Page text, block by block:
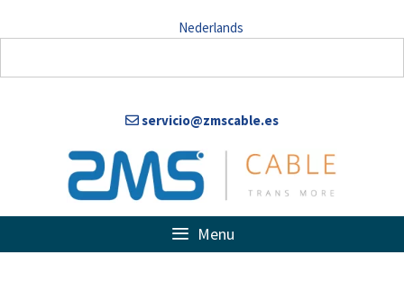
Nederlands
servicio@zmscable.es
Menu